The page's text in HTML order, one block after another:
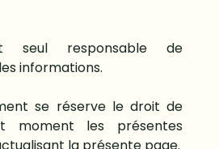
seul responsable de
informations.
se réserve le droit de
moment les présentes